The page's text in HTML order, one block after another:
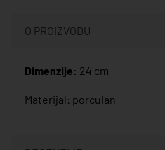
O PROIZVODU
Dimenzije: 24 cm
Materijal: porculan